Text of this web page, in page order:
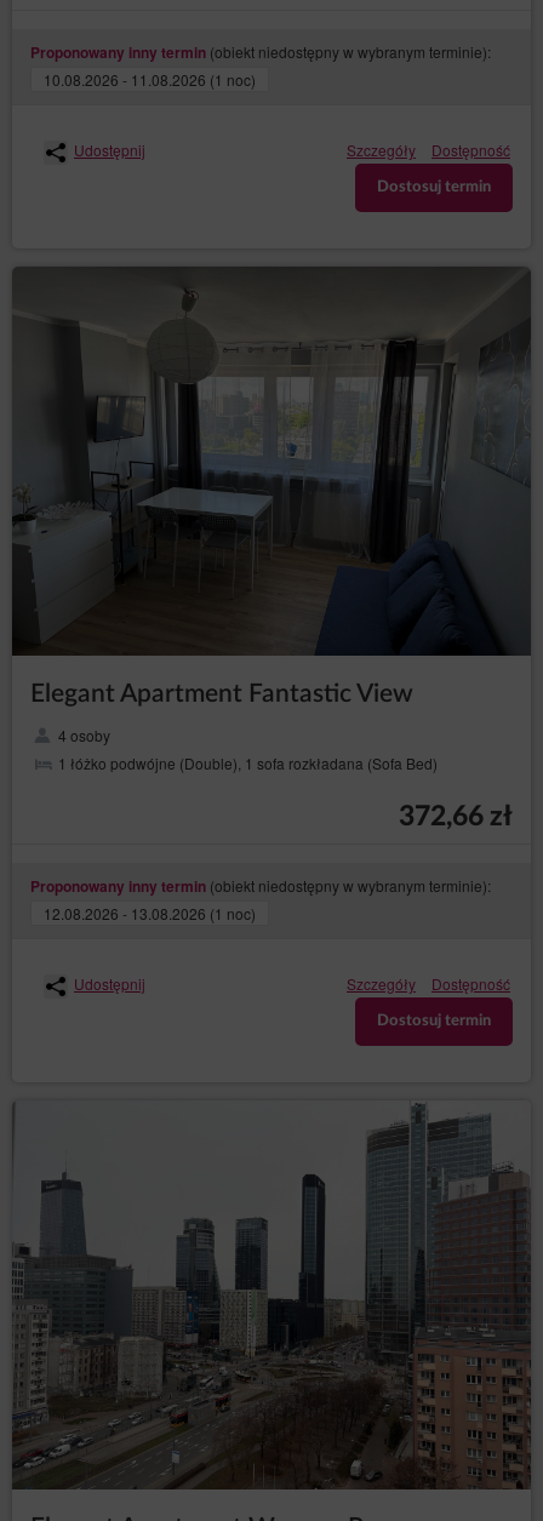
Proponowany inny termin (obiekt niedostępny w wybranym terminie):
10.08.2026 - 11.08.2026 (1 noc)
Udostępnij Szczegóły Dostępność
Dostosuj termin
Elegant Apartment Fantastic View
4 osoby
1 łóżko podwójne (Double), 1 sofa rozkładana (Sofa Bed)
372,66 zł
Proponowany inny termin (obiekt niedostępny w wybranym terminie):
12.08.2026 - 13.08.2026 (1 noc)
Udostępnij Szczegóły Dostępność
Dostosuj termin